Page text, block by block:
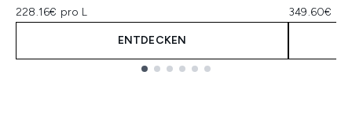
228.16€ pro L
ENTDECKEN
349.60€